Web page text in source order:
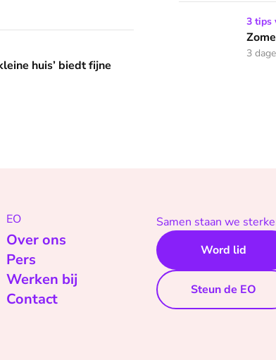
fijne huifkarromantiek
huis’ biedt fijne
Zomervakantie?
3 tips
3
EO
Over ons
Pers
Werken bij
Contact
Samen staan we
Word lid
Steun de EO